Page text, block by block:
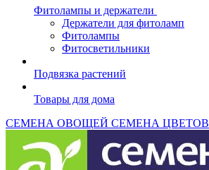
Фитолампы и держатели
Держатели для фитоламп
Фитолампы
Фитосветильники
Подвязка растений
Товары для дома
СЕМЕНА ОВОЩЕЙ СЕМЕНА ЦВЕТОВ